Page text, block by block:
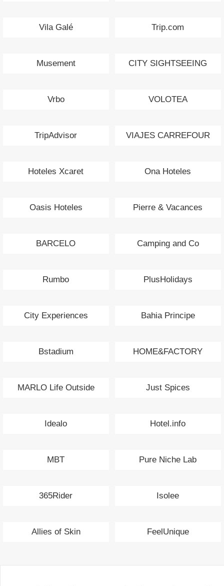
Vila Galé Trip.com
Musement CITY SIGHTSEEING
Vrbo VOLOTEA
TripAdvisor VIAJES CARREFOUR
Hoteles Xcaret Ona Hoteles
Oasis Hoteles Pierre & Vacances
BARCELO Camping and Co
Rumbo PlusHolidays
City Experiences Bahia Principe
Bstadium HOME&FACTORY
MARLO Life Outside Just Spices
Idealo Hotel.info
MBT Pure Niche Lab
365Rider Isolee
Allies of Skin FeelUnique